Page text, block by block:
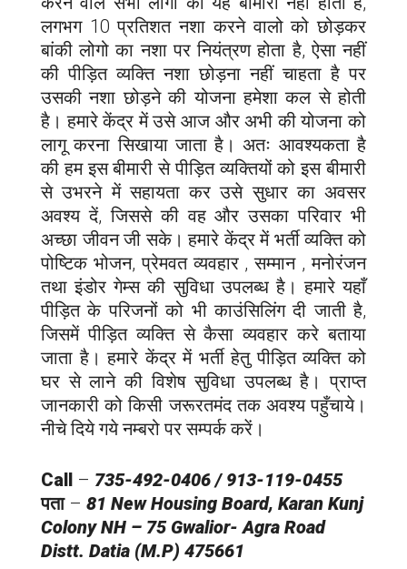
लगभग 10 प्रतिशत नशा करने वालो को छोड़कर
बांकी लोगो का नशा पर नियंत्रण होता है, ऐसा नहीं
की पीड़ित व्यक्ति नशा छोड़ना नहीं चाहता है पर
उसकी नशा छोड़ने की योजना हमेशा कल से होती
है। हमारे केंद्र में उसे आज और अभी की योजना को
लागू करना सिखाया जाता है। अतः आवश्यकता है
की हम इस बीमारी से पीड़ित व्यक्तियों को इस बीमारी
से उभरने में सहायता कर उसे सुधार का अवसर
अवश्य दें, जिससे की वह और उसका परिवार भी
अच्छा जीवन जी सके। हमारे केंद्र में भर्ती व्यक्ति को
पोष्टिक भोजन, प्रेमवत व्यवहार , सम्मान , मनोरंजन
तथा इंडोर गेम्स की सुविधा उपलब्ध है। हमारे यहाँ
पीड़ित के परिजनों को भी काउंसिलिंग दी जाती है,
जिसमें पीड़ित व्यक्ति से कैसा व्यवहार करे बताया
जाता है। हमारे केंद्र में भर्ती हेतु पीड़ित व्यक्ति को
घर से लाने की विशेष सुविधा उपलब्ध है। प्राप्त
जानकारी को किसी जरूरतमंद तक अवश्य पहुँचाये।
नीचे दिये गये नम्बरो पर सम्पर्क करें।
Call – 735-492-0406 / 913-119-0455
पता– 81 New Housing Board, Karan Kunj
Colony NH – 75 Gwalior-Agra Road
Distt. Datia (M.P) 475661